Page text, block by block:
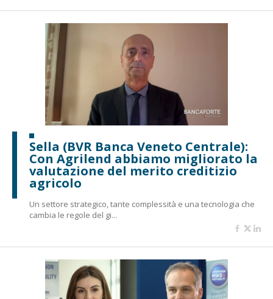
Sella (BVR Banca Veneto Centrale):
Con Agrilend abbiamo migliorato la
valutazione del merito creditizio
agricolo
Un settore strategico, tante complessità e una tecnologia che
cambia le regole del gi...